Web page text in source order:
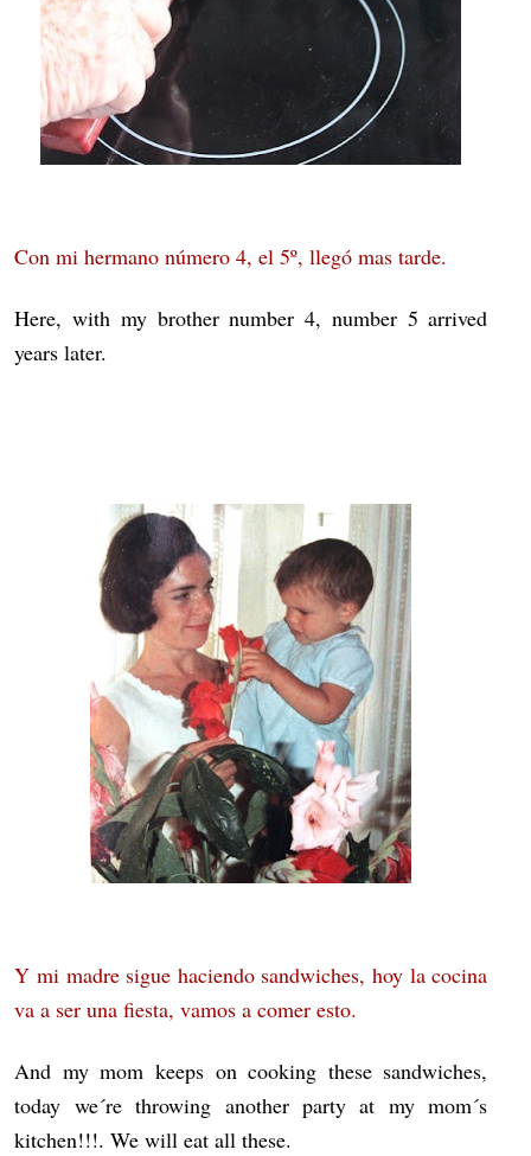
Con mi hermano número 4, el 5º, llegó mas tarde.
Here, with my brother number 4, number 5 arrived
years later.
Y mi madre sigue haciendo sandwiches, hoy la cocina
va a ser una fiesta, vamos a comer esto.
And my mom keeps on cooking these sandwiches,
today we´re throwing another party at my mom´s
kitchen!!!. We will eat all these.